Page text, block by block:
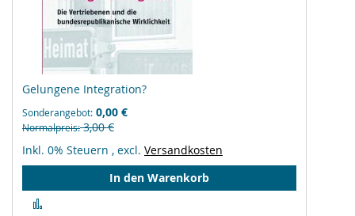
Gelungene Integration?
Sonderangebot 0,00 €
Normalpreis 3,00 €
Inkl. 0% Steuern , excl. Versandkosten
In den Warenkorb